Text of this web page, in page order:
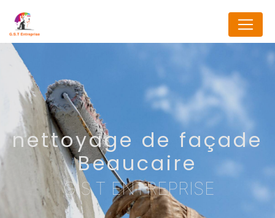
nettoyage de façade
Beaucaire
G.S.T ENTREPRISE